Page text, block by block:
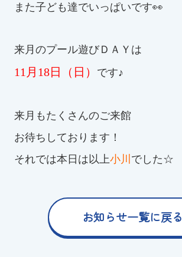
また子ども達でいっぱいです👀
来月のプール遊びＤＡＹは
11月18日（日） です♪
来月もたくさんのご来館
お待ちしております！
それでは本日は以上小川 でした☆
お知らせ一覧に戻る